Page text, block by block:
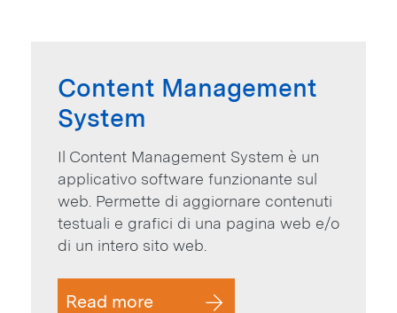
Content Management
System
Il Content Management System è un
applicativo software funzionante sul
web. Permette di aggiornare contenuti
testuali e grafici di una pagina web e/o
di un intero sito web.
Read more